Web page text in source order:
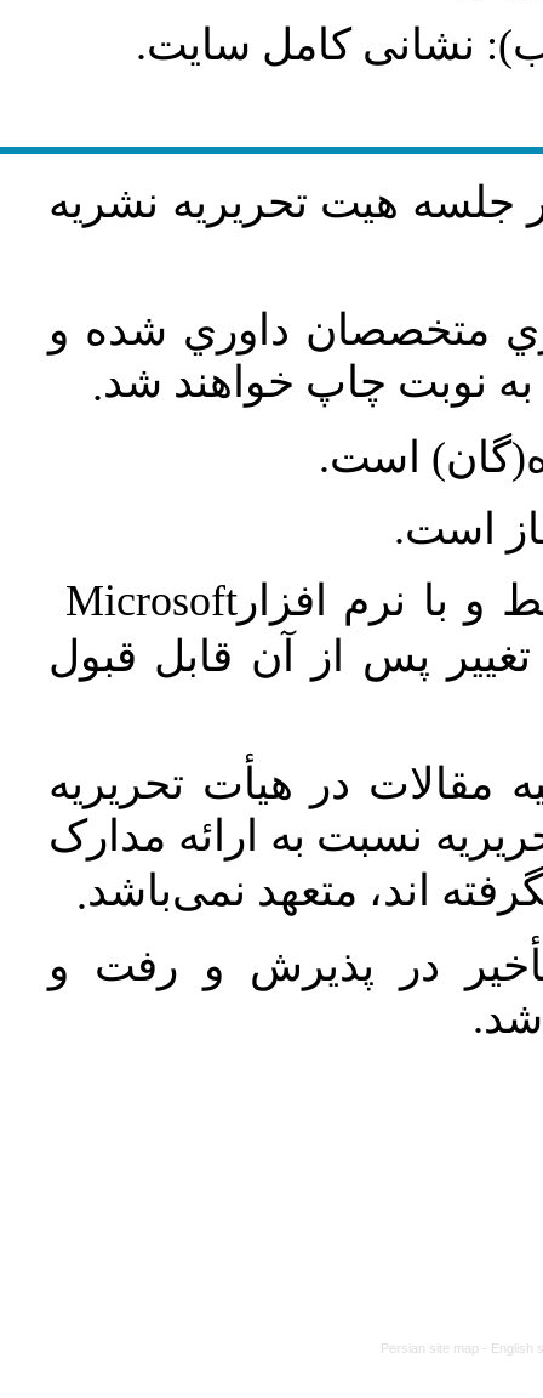
نشانی کامل سایت.
جلسه هيت تحريريه نشريه
متخصصان داوري شده و
نوبت چاپ خواهند شد.
است.
است.
و با نرم افزارMicrosoft
پس از آن قابل قبول
مقالات در هیأت تحریریه
نسبت به ارائه مدارک
اند، متعهد نمی‌باشد.
در پذیرش و رفت و
شد.
Persian site map - English